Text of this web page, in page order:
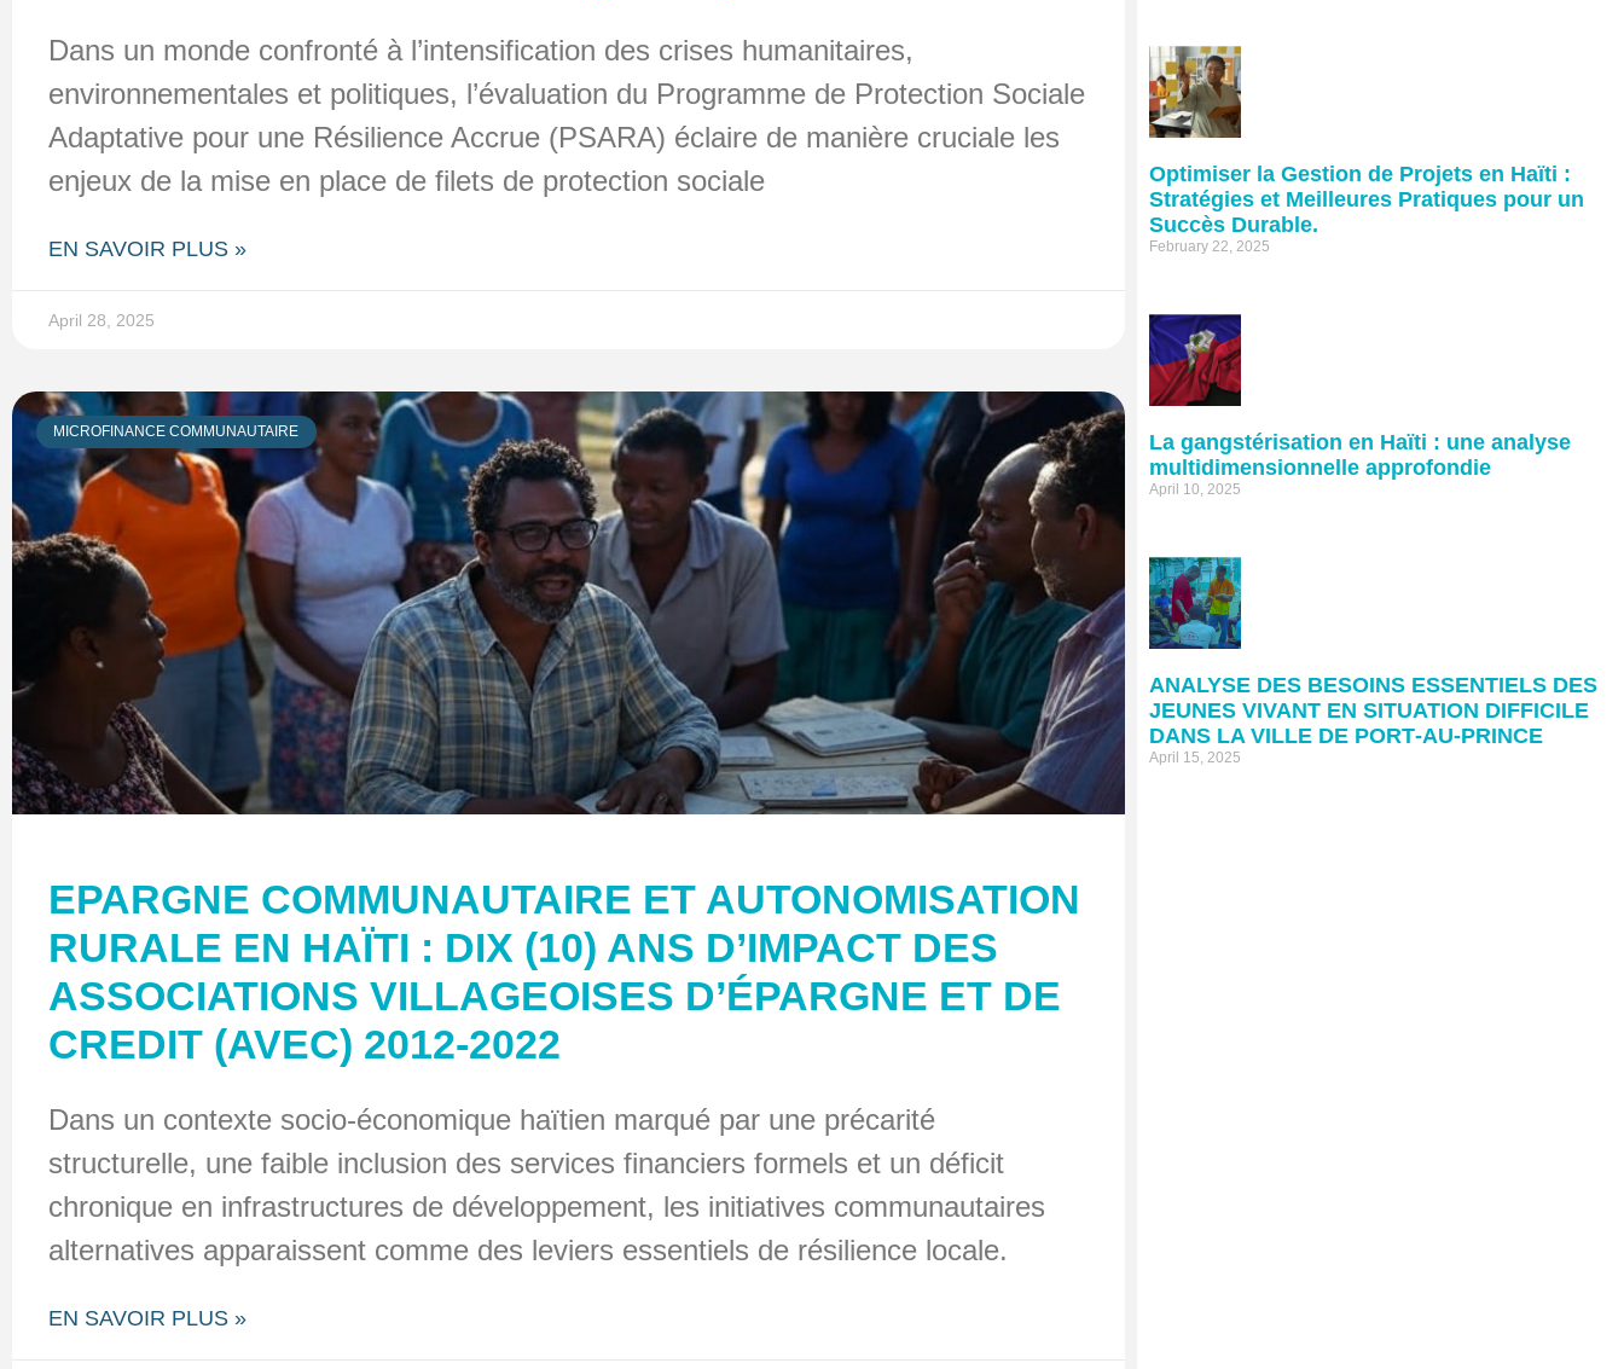
Dans un monde confronté à l’intensification des crises humanitaires,
environnementales et politiques, l’évaluation du Programme de Protection Sociale
Adaptative pour une Résilience Accrue (PSARA) éclaire de manière cruciale les
enjeux de la mise en place de filets de protection sociale
EN SAVOIR PLUS »
April 28, 2025
MICROFINANCE COMMUNAUTAIRE
EPARGNE COMMUNAUTAIRE ET AUTONOMISATION
RURALE EN HAÏTI : DIX (10) ANS D’IMPACT DES
ASSOCIATIONS VILLAGEOISES D’ÉPARGNE ET DE
CREDIT (AVEC) 2012-2022
Dans un contexte socio-économique haïtien marqué par une précarité
structurelle, une faible inclusion des services financiers formels et un déficit
chronique en infrastructures de développement, les initiatives communautaires
alternatives apparaissent comme des leviers essentiels de résilience locale.
EN SAVOIR PLUS »
Optimiser la Gestion de Projets en Haïti :
Stratégies et Meilleures Pratiques pour un
Succès Durable.
February 22, 2025
La gangstérisation en Haïti : une analyse
multidimensionnelle approfondie
April 10, 2025
ANALYSE DES BESOINS ESSENTIELS DES
JEUNES VIVANT EN SITUATION DIFFICILE
DANS LA VILLE DE PORT‐AU‐PRINCE
April 15, 2025